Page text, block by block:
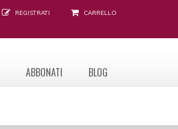
REGISTRATI CARRELLO
ABBONATI BLOG